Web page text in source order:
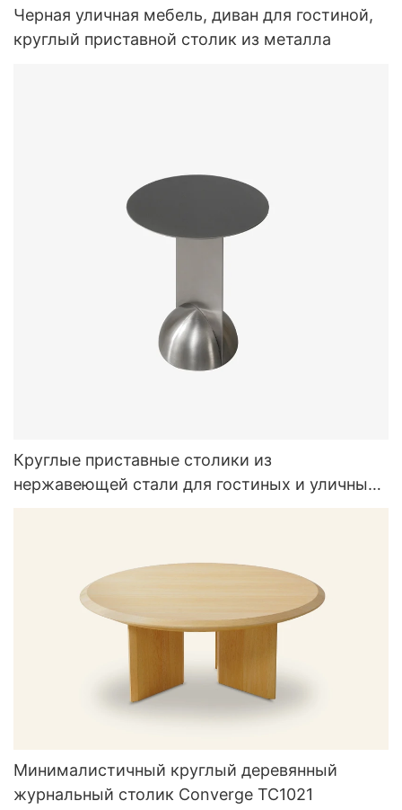
Черная уличная мебель, диван для гостиной,
круглый приставной столик из металла
Круглые приставные столики из
нержавеющей стали для гостиных и уличных
Минималистичный круглый деревянный
журнальный столик Converge TC1021